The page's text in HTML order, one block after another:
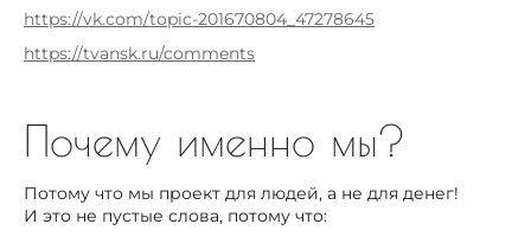
https://vk.com/topic-201670804_47278645
https://tvansk.ru/comments
Почему именно мы?
Потому что мы проект для людей, а не для денег!
И это не пустые слова, потому что: